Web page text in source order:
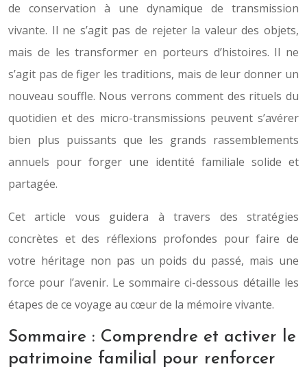
de conservation à une dynamique de transmission
vivante. Il ne s’agit pas de rejeter la valeur des objets,
mais de les transformer en porteurs d’histoires. Il ne
s’agit pas de figer les traditions, mais de leur donner un
nouveau souffle. Nous verrons comment des rituels du
quotidien et des micro-transmissions peuvent s’avérer
bien plus puissants que les grands rassemblements
annuels pour forger une identité familiale solide et
partagée.
Cet article vous guidera à travers des stratégies
concrètes et des réflexions profondes pour faire de
votre héritage non pas un poids du passé, mais une
force pour l’avenir. Le sommaire ci-dessous détaille les
étapes de ce voyage au cœur de la mémoire vivante.
Sommaire : Comprendre et activer le
patrimoine familial pour renforcer